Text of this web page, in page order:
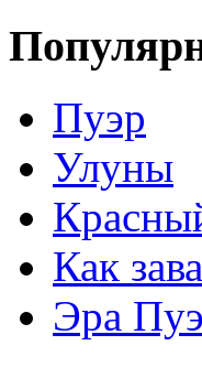
Пуэр
Улуны
Как
Эра